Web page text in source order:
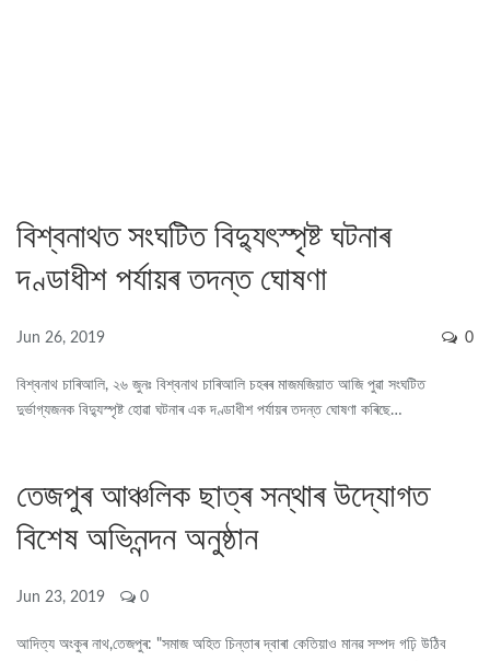
বিশ্বনাথত সংঘটিত বিদ্যুৎস্পৃষ্ট ঘটনাৰ
দণ্ডাধীশ পৰ্যায়ৰ তদন্ত ঘোষণা
Jun 26, 2019 0
বিশ্বনাথ চাৰিআলি, ২৬ জুনঃ বিশ্বনাথ চাৰিআলি চহৰৰ মাজমজিয়াত আজি পুৱা সংঘটিত
দুৰ্ভাগ্যজনক বিদ্যুস্পৃষ্ট হোৱা ঘটনাৰ এক দণ্ডাধীশ পৰ্যায়ৰ তদন্ত ঘোষণা কৰিছে…
তেজপুৰ আঞ্চলিক ছাত্ৰ সন্থাৰ উদ্যোগত
বিশেষ অভিনন্দন অনুষ্ঠান
Jun 23, 2019 0
আদিত্য অংকুৰ নাথ,তেজপুৰ: "সমাজ অহিত চিন্তাৰ দ্বাৰা কেতিয়াও মানৱ সম্পদ গঢ়ি উঠিব